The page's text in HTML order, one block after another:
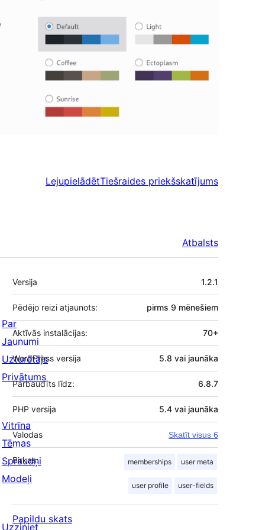
LejupielādētTiešraides priekšskatījums
Atbalsts
Meta
Versija 1.2.1
Pēdējo reizi atjaunots: pirms 9 mēnešiem
Aktīvās instalācijas: 70+
WordPress versija 5.8 vai jaunāka
Pārbaudīts līdz: 6.8.7
PHP versija 5.4 vai jaunāka
Valodas Skatīt visus 6
Birkas: memberships user meta
user profile user-fields
Papildu skats
Par
Jaunumi
Uzturētājs
Privātums
Vitrīna
Tēmas
Spraudņi
Modeļi
Uzziniet